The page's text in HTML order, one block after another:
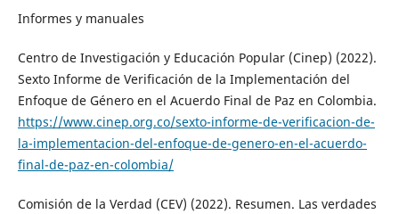
Informes y manuales
Centro de Investigación y Educación Popular (Cinep) (2022).
Sexto Informe de Verificación de la Implementación del
Enfoque de Género en el Acuerdo Final de Paz en Colombia.
https://www.cinep.org.co/sexto-informe-de-verificacion-de-
la-implementacion-del-enfoque-de-genero-en-el-acuerdo-
final-de-paz-en-colombia/
Comisión de la Verdad (CEV) (2022). Resumen. Las verdades